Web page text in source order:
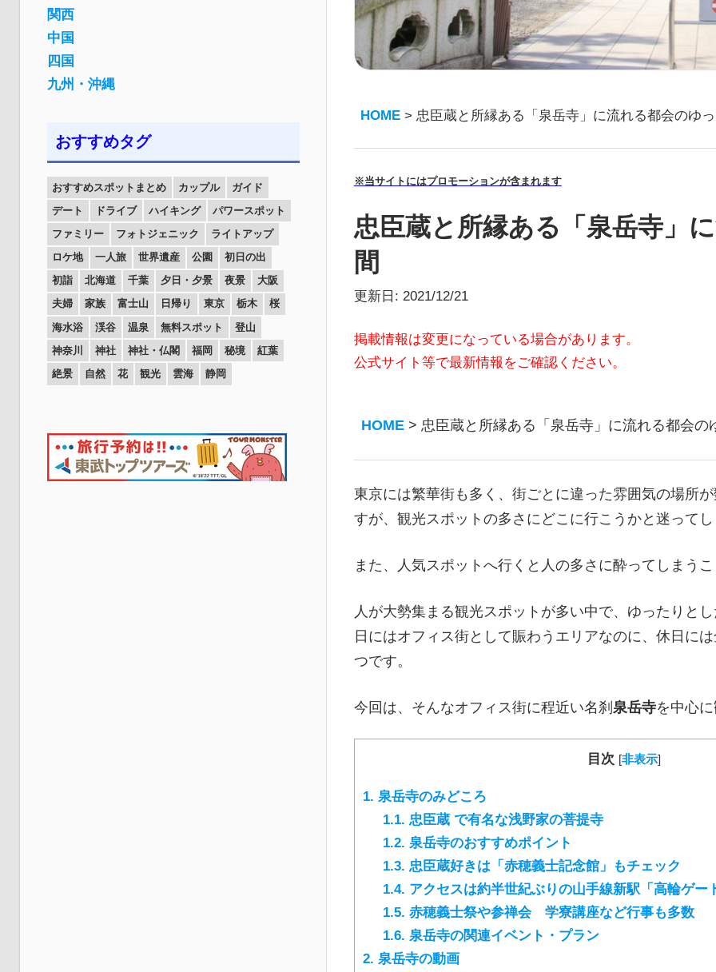
HOME >忠臣蔵と所縁ある「泉岳寺」に流れる都会のゆ
※当サイトにはプロモーションが含まれます
忠臣蔵と所縁ある「泉岳寺」
間
更新日: 2021/12/21
掲載情報は変更になっている場合があります。
公式サイト等で最新情報をご確認ください。
HOME> 忠臣蔵と所縁ある「泉岳寺」に流れる都会の
東京には繁華街も多く、街ごとに違った雰囲気の場所
すが、観光スポットの多さにどこに行こうかと迷って
また、人気スポットへ行くと人の多さに酔ってしまう
人が大勢集まる観光スポットが多い中で、ゆったりと
日にはオフィス街として賑わうエリアなのに、休日に
つです。
今回は、そんなオフィス街に程近い名刹 泉岳寺を中心
目次 [非表示]
1. 泉岳寺のみどころ
1.1. 忠臣蔵 で有名な浅野家の菩提寺
1.2. 泉岳寺のおすすめポイント
1.3. 忠臣蔵好きは「赤穂義士記念館」もチェック
1.4. アクセスは約半世紀ぶりの山手線新駅「高輪ゲー
1.5. 赤穂義士祭や参禅会 学寮講座など行事も多数
1.6. 泉岳寺の関連イベント・プラン
2. 泉岳寺の動画
関西
中国
四国
九州・沖縄
おすすめタグ
おすすめスポットまとめ カップル
ガイド
デート
ドライブ ハイキング
パワースポット
ファミリー
フォトジェニック
ライトアップ
ロケ地
一人旅 世界遺産 公園
初日の出
初詣
北海道 千葉 夕日・夕景 夜景
大阪
夫婦
家族 富士山 日帰り 東京 栃木
桜
海水浴
渓谷 温泉 無料スポット
登山
神奈川
神社 神社・仏閣 福岡 秘境
紅葉
絶景
自然 花 観光 雲海 静岡